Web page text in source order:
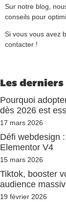
Sur notre blog,
conseils pour
Si vous vous avez
contacter !
Les
Pourquoi
dès 2026 est
17 mars 2026
Défi webdesign
Elementor V4
15 mars 2026
Tiktok, booster
audience
19 février 2026